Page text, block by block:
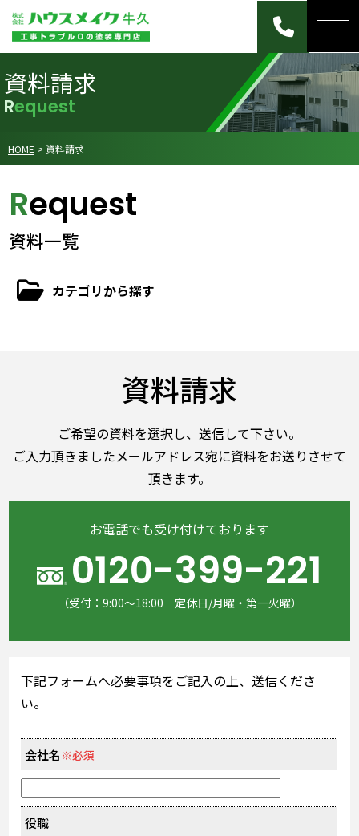
資料請求
Request
HOME > 資料請求
Request
資料一覧
カテゴリから探す
資料請求
ご希望の資料を選択し、送信して下さい。
ご入力頂きましたメールアドレス宛に資料をお送りさせて
頂きます。
お電話でも受け付けております
0120-399-221
（受付：9:00～18:00 定休日/月曜・第一火曜）
下記フォームへ必要事項をご記入の上、送信くださ
い。
会社名 ※必須
役職